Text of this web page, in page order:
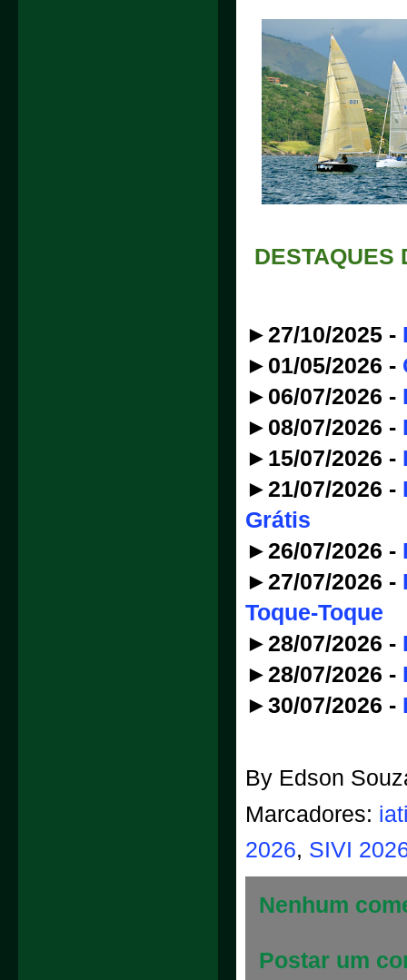
DESTAQUES
►27/10/2025 -
►01/05/2026 -
►06/07/2026 -
►08/07/2026 -
►15/07/2026 -
►21/07/2026 -
Grátis
►26/07/2026 -
►27/07/2026 -
Toque-Toque
►28/07/2026 -
►28/07/2026 -
►30/07/2026 -
By Edson
Marcadores:
2026, SIVI
Nenhum
Postar um